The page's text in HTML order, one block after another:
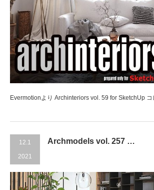
Evermotionより Archinteriors vol. 59 for SketchUp コ
12.1
2021
Archmodels vol. 257 …